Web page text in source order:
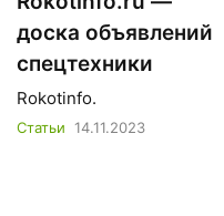
доска объявлений
спецтехники
Rokotinfo.
Статьи 14.11.2023